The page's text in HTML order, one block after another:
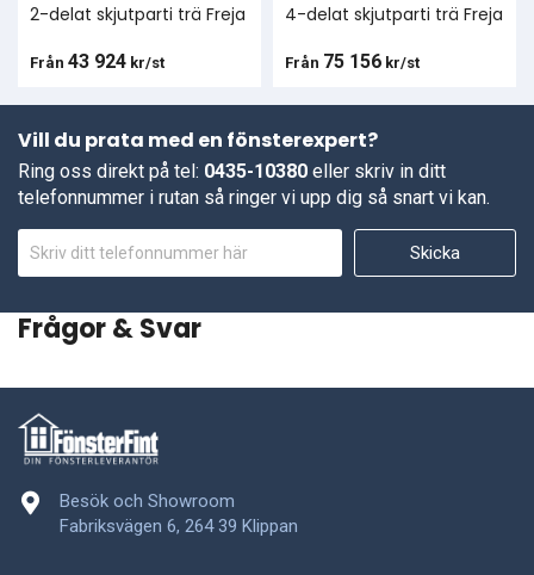
2-delat skjutparti trä Freja
Från 43 924 kr/st
4-delat skjutparti trä Freja
Från 75 156 kr/st
Vill du prata med en fönsterexpert?
Ring oss direkt på tel: 0435-10380 eller skriv in ditt
telefonnummer i rutan så ringer vi upp dig så snart vi kan.
Skicka
Frågor & Svar
Besök och Showroom
Fabriksvägen 6, 264 39 Klippan